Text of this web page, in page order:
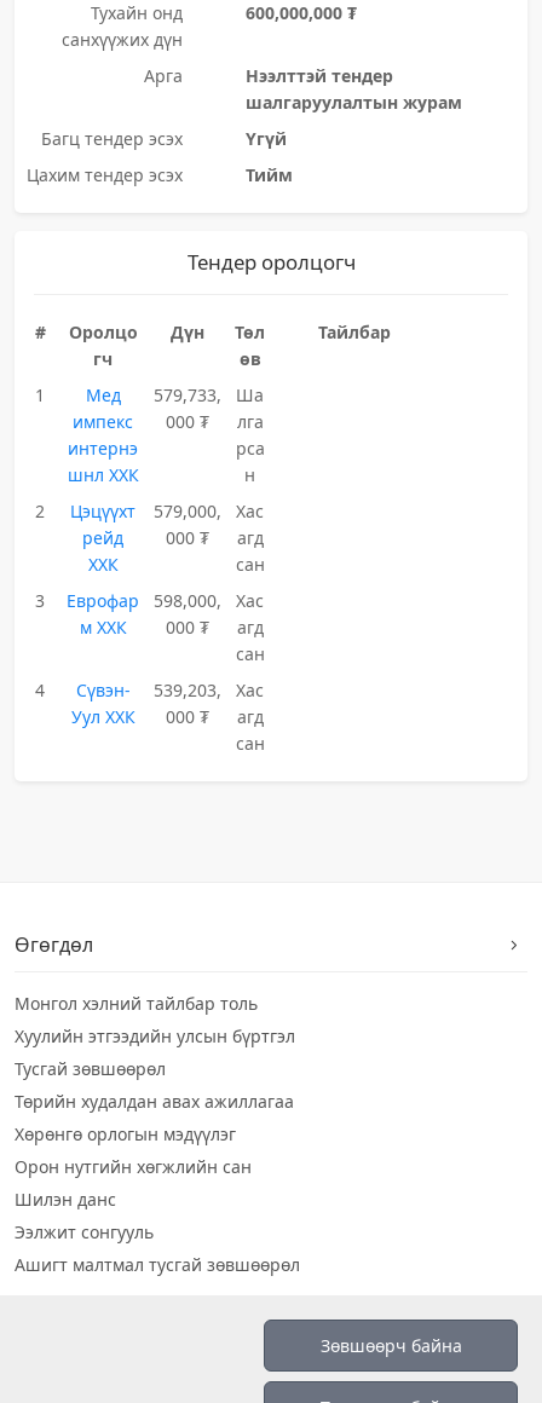
Тухайн онд
санхүүжих дүн
600,000,000 ₮
Арга
Нээлттэй тендер
шалгаруулалтын журам
Багц тендер эсэх
Үгүй
Цахим тендер эсэх
Тийм
Тендер оролцогч
#
Оролцо
гч
Дүн
Төл
өв
Тайлбар
1
Мед
импекс
интернэ
шнл ХХК
579,733,
000 ₮
Ша
лга
рса
н
2
Цэцүүхт
рейд
ХХК
579,000,
000 ₮
Хас
агд
сан
3
Еврофар
м ХХК
598,000,
000 ₮
Хас
агд
сан
4
Сүвэн-
Уул ХХК
539,203,
000 ₮
Хас
агд
сан
Өгөгдөл
Монгол хэлний тайлбар толь
Хуулийн этгээдийн улсын бүртгэл
Тусгай зөвшөөрөл
Төрийн худалдан авах ажиллагаа
Хөрөнгө орлогын мэдүүлэг
Орон нутгийн хөгжлийн сан
Шилэн данс
Ээлжит сонгууль
Ашигт малтмал тусгай зөвшөөрөл
Зөвшөөрч байна